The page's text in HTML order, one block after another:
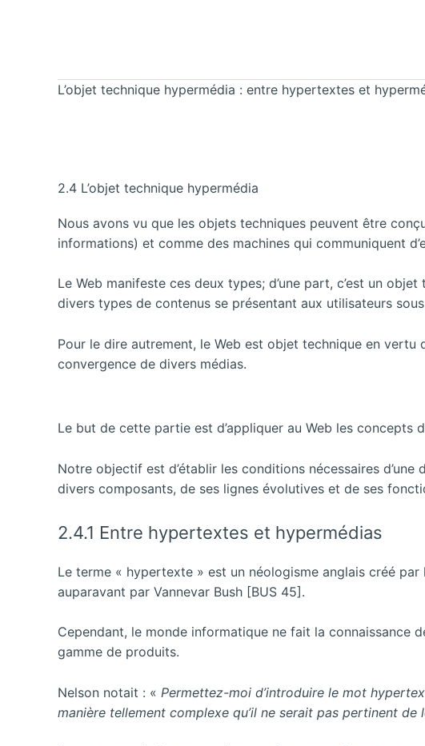
L’objet technique hypermédia : entre hypertextes et
2.4 L’objet technique hypermédia
Nous avons vu que les objets techniques peuvent être
informations) et comme des machines qui communiquent
Le Web manifeste ces deux types; d’une part, c’est un
divers types de contenus se présentant aux utilisateurs
Pour le dire autrement, le Web est objet technique en vertu
convergence de divers médias.
Le but de cette partie est d’appliquer au Web les
Notre objectif est d’établir les conditions nécessaires
divers composants, de ses lignes évolutives et de ses
2.4.1 Entre hypertextes et hypermédias
Le terme « hypertexte » est un néologisme anglais créé
auparavant par Vannevar Bush [BUS 45].
Cependant, le monde informatique ne fait la connaissance
gamme de produits.
Nelson notait : « Permettez-moi d’introduire le mot
manière tellement complexe qu’il ne serait pas pertinent de